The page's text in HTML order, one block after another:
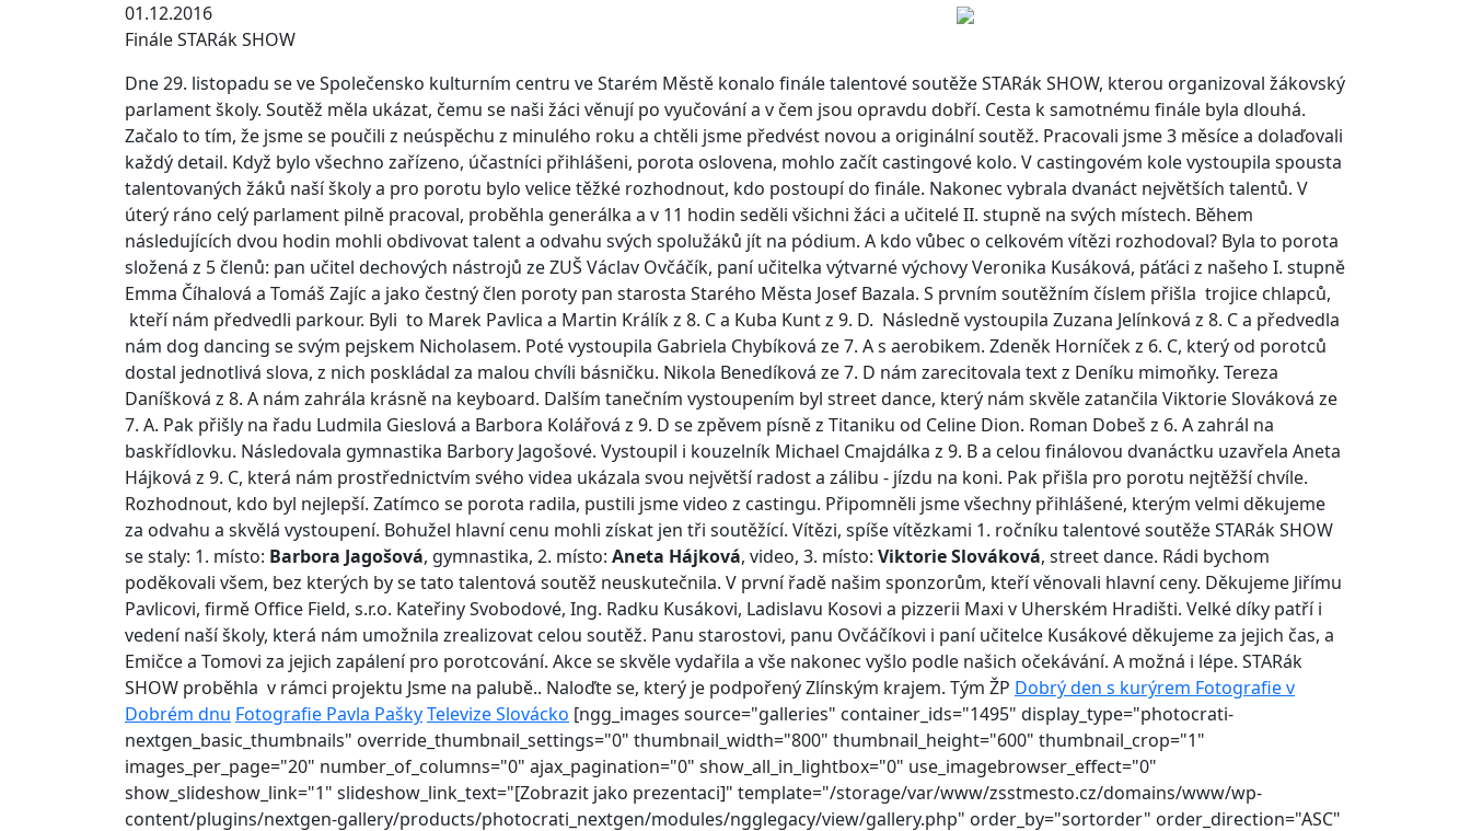
01.12.2016
Finále STARák SHOW
Dne 29. listopadu se ve Společensko kulturním centru ve Starém Městě konalo finále talentové soutěže STARák SHOW, kterou organizoval žákovský
parlament školy. Soutěž měla ukázat, čemu se naši žáci věnují po vyučování a v čem jsou opravdu dobří. Cesta k samotnému finále byla dlouhá.
Začalo to tím, že jsme se poučili z neúspěchu z minulého roku a chtěli jsme předvést novou a originální soutěž. Pracovali jsme 3 měsíce a dolaďovali
každý detail. Když bylo všechno zařízeno, účastníci přihlášeni, porota oslovena, mohlo začít castingové kolo. V castingovém kole vystoupila spousta
talentovaných žáků naší školy a pro porotu bylo velice těžké rozhodnout, kdo postoupí do finále. Nakonec vybrala dvanáct největších talentů. V
úterý ráno celý parlament pilně pracoval, proběhla generálka a v 11 hodin seděli všichni žáci a učitelé II. stupně na svých místech. Během
následujících dvou hodin mohli obdivovat talent a odvahu svých spolužáků jít na pódium. A kdo vůbec o celkovém vítězi rozhodoval? Byla to porota
složená z 5 členů: pan učitel dechových nástrojů ze ZUŠ Václav Ovčáčík, paní učitelka výtvarné výchovy Veronika Kusáková, páťáci z našeho I. stupně
Emma Číhalová a Tomáš Zajíc a jako čestný člen poroty pan starosta Starého Města Josef Bazala. S prvním soutěžním číslem přišla trojice chlapců,
kteří nám předvedli parkour. Byli to Marek Pavlica a Martin Králík z 8. C a Kuba Kunt z 9. D. Následně vystoupila Zuzana Jelínková z 8. C a předvedla
nám dog dancing se svým pejskem Nicholasem. Poté vystoupila Gabriela Chybíková ze 7. A s aerobikem. Zdeněk Horníček z 6. C, který od porotců
dostal jednotlivá slova, z nich poskládal za malou chvíli básničku. Nikola Benedíková ze 7. D nám zarecitovala text z Deníku mimoňky. Tereza
Daníšková z 8. A nám zahrála krásně na keyboard. Dalším tanečním vystoupením byl street dance, který nám skvěle zatančila Viktorie Slováková ze
7. A. Pak přišly na řadu Ludmila Gieslová a Barbora Kolářová z 9. D se zpěvem písně z Titaniku od Celine Dion. Roman Dobeš z 6. A zahrál na
baskřídlovku. Následovala gymnastika Barbory Jagošové. Vystoupil i kouzelník Michael Cmajdálka z 9. B a celou finálovou dvanáctku uzavřela Aneta
Hájková z 9. C, která nám prostřednictvím svého videa ukázala svou největší radost a zálibu - jízdu na koni. Pak přišla pro porotu nejtěžší chvíle.
Rozhodnout, kdo byl nejlepší. Zatímco se porota radila, pustili jsme video z castingu. Připomněli jsme všechny přihlášené, kterým velmi děkujeme
za odvahu a skvělá vystoupení. Bohužel hlavní cenu mohli získat jen tři soutěžící. Vítězi, spíše vítězkami 1. ročníku talentové soutěže STARák SHOW
se staly: 1. místo: Barbora Jagošová, gymnastika, 2. místo: Aneta Hájková, video, 3. místo: Viktorie Slováková, street dance. Rádi bychom
poděkovali všem, bez kterých by se tato talentová soutěž neuskutečnila. V první řadě našim sponzorům, kteří věnovali hlavní ceny. Děkujeme Jiřímu
Pavlicovi, firmě Office Field, s.r.o. Kateřiny Svobodové, Ing. Radku Kusákovi, Ladislavu Kosovi a pizzerii Maxi v Uherském Hradišti. Velké díky patří i
vedení naší školy, která nám umožnila zrealizovat celou soutěž. Panu starostovi, panu Ovčáčíkovi i paní učitelce Kusákové děkujeme za jejich čas, a
Emičce a Tomovi za jejich zapálení pro porotcování. Akce se skvěle vydařila a vše nakonec vyšlo podle našich očekávání. A možná i lépe. STARák
SHOW proběhla v rámci projektu Jsme na palubě.. Naloďte se, který je podpořený Zlínským krajem. Tým ŽP Dobrý den s kurýrem Fotografie v
Dobrém dnu Fotografie Pavla PaškyTelevize Slovácko [ngg_images source="galleries" container_ids="1495" display_type="photocrati-
nextgen_basic_thumbnails" override_thumbnail_settings="0" thumbnail_width="800" thumbnail_height="600" thumbnail_crop="1"
images_per_page="20" number_of_columns="0" ajax_pagination="0" show_all_in_lightbox="0" use_imagebrowser_effect="0"
show_slideshow_link="1" slideshow_link_text="[Zobrazit jako prezentaci]" template="/storage/var/www/zsstmesto.cz/domains/www/wp-
content/plugins/nextgen-gallery/products/photocrati_nextgen/modules/ngglegacy/view/gallery.php" order_by="sortorder" order_direction="ASC"